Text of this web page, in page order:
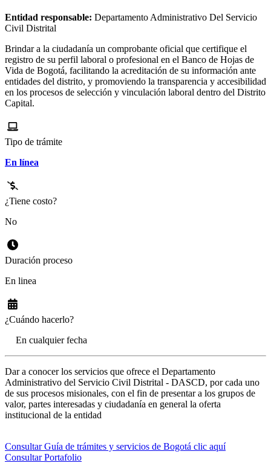
Entidad responsable: Departamento Administrativo Del Servicio
Civil Distrital
Brindar a la ciudadanía un comprobante oficial que certifique el
registro de su perfil laboral o profesional en el Banco de Hojas de
Vida de Bogotá, facilitando la acreditación de su información ante
entidades del distrito, y promoviendo la transparencia y accesibilidad
en los procesos de selección y vinculación laboral dentro del Distrito
Capital.
Tipo de trámite
En línea
¿Tiene costo?
No
Duración proceso
En linea
¿Cuándo hacerlo?
En cualquier fecha
Dar a conocer los servicios que ofrece el Departamento
Administrativo del Servicio Civil Distrital - DASCD, por cada uno
de sus procesos misionales, con el fin de presentar a los grupos de
valor, partes interesadas y ciudadanía en general la oferta
institucional de la entidad
Consultar Guía de trámites y servicios de Bogotá clic aquí
Consultar Portafolio